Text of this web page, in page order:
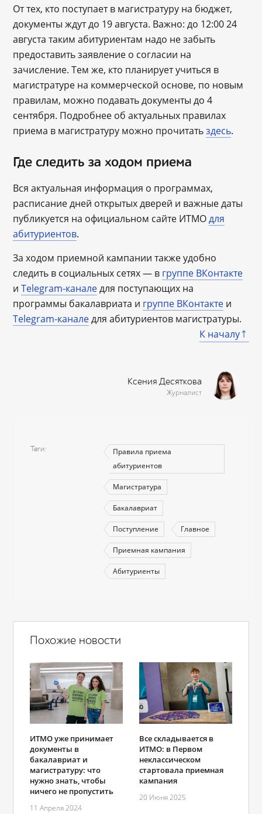
От тех, кто поступает в магистратуру на бюджет,
документы ждут до 19 августа. Важно: до 12:00 24
августа таким абитуриентам надо не забыть
предоставить заявление о согласии на
зачисление. Тем же, кто планирует учиться в
магистратуре на коммерческой основе, по новым
правилам, можно подавать документы до 4
сентября. Подробнее об актуальных правилах
приема в магистратуру можно прочитатьздесь.
Где следить за ходом приема
Вся актуальная информация о программах,
расписание дней открытых дверей и важные даты
публикуется на официальном сайте ИТМОдля
абитуриентов.
За ходом приемной кампании также удобно
следить в социальных сетях — в группе ВКонтакте
иTelegram-каналедля поступающих на
программы бакалавриата и группе ВКонтакте и
Telegram-каналедля абитуриентов магистратуры.
К началу
Ксения Десяткова
Журналист
Теги
Правила приема
абитуриентов
Магистратура
Бакалавриат
Поступление Главное
Приемная кампания
Абитуриенты
Похожие новости
ИТМО уже принимает
документы в
бакалавриат и
магистратуру: что
нужно знать, чтобы
ничего не пропустить
11 Апреля 2024
Все складывается в
ИТМО: в Первом
неклассическом
стартовала приемная
кампания
20 Июня 2025